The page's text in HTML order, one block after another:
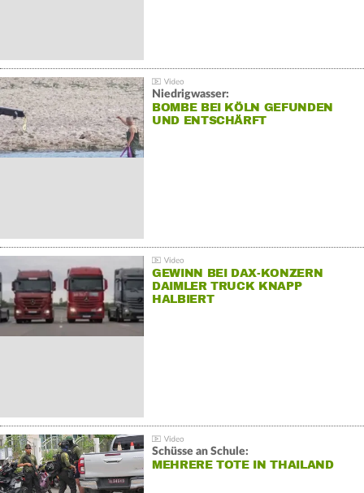
Niedrigwasser:
BOMBE BEI KÖLN GEFUNDEN
UND ENTSCHÄRFT
GEWINN BEI DAX-KONZERN
DAIMLER TRUCK KNAPP
HALBIERT
Schüsse an Schule:
MEHRERE TOTE IN THAILAND